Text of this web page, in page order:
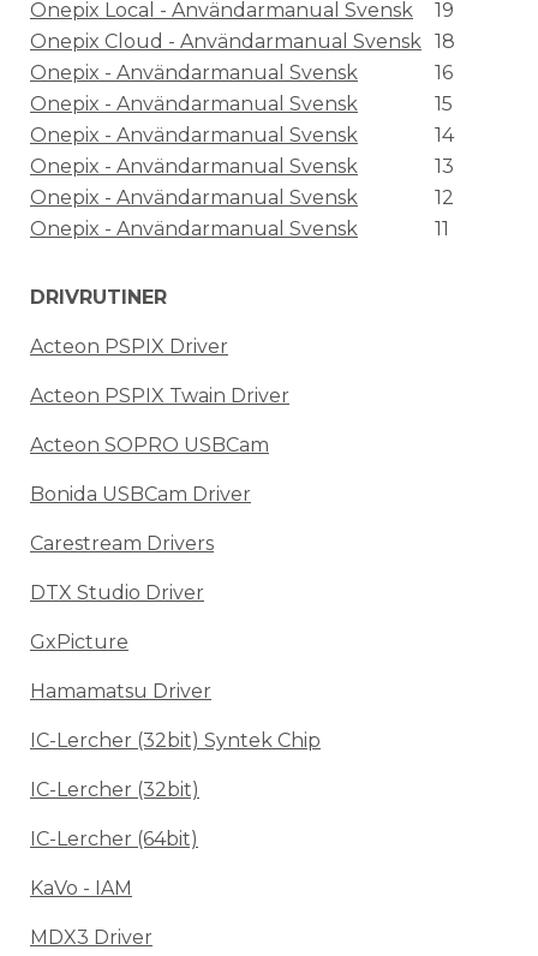
Onepix Local - Användarmanual Svensk
19
Onepix Cloud - Användarmanual Svensk 18
Onepix - Användarmanual Svensk
16
Onepix - Användarmanual Svensk
15
Onepix - Användarmanual Svensk
14
Onepix - Användarmanual Svensk
13
Onepix - Användarmanual Svensk
12
Onepix - Användarmanual Svensk
11
DRIVRUTINER
Acteon PSPIX Driver
Acteon PSPIX Twain Driver
Acteon SOPRO USBCam
Bonida USBCam Driver
Carestream Drivers
DTX Studio Driver
GxPicture
Hamamatsu Driver
IC-Lercher (32bit) Syntek Chip
IC-Lercher (32bit)
IC-Lercher (64bit)
KaVo - IAM
MDX3 Driver